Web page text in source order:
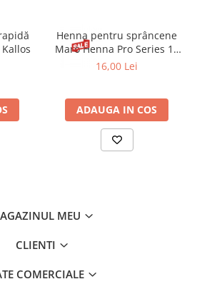
Henna pentru sprâncene
Maro Henna Pro Series 15
ml
16,00 Lei
ADAUGA IN COS
MEU
CLIENTI
COMERCIALE